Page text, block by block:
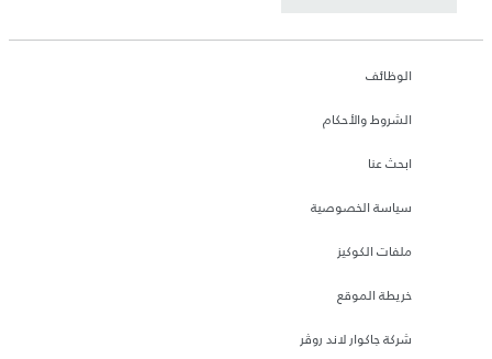
الوظائف
الشروط والأحكام
ابحث عنا
سياسة الخصوصية
ملفات الكوكيز
خريطة الموقع
شركة جاكوار لاند روڤر